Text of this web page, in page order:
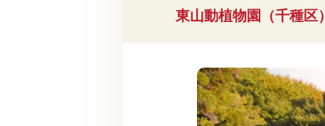
東山動植物園（千種区）